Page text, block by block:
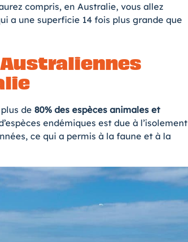
compris, en Australie, vous allez
a une superficie 14 fois plus grande que
Australiennes
de 80% des espèces animales et
endémiques est due à l’isolement
ce qui a permis à la faune et à la